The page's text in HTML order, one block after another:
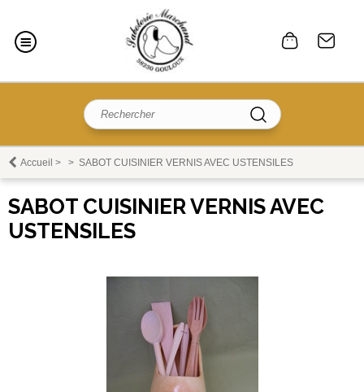
Accueil > > SABOT CUISINIER VERNIS AVEC USTENSILES
SABOT CUISINIER VERNIS AVEC
USTENSILES